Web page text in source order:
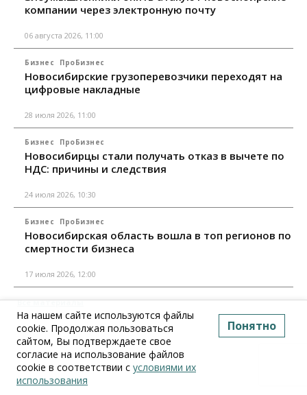
компании через электронную почту
06 августа 2026, 11:00
Бизнес ПроБизнес
Новосибирские грузоперевозчики переходят на
цифровые накладные
28 июля 2026, 11:00
Бизнес ПроБизнес
Новосибирцы стали получать отказ в вычете по
НДС: причины и следствия
24 июля 2026, 10:30
Бизнес ПроБизнес
Новосибирская область вошла в топ регионов по
смертности бизнеса
17 июля 2026, 12:00
Все материалы
На нашем сайте используются файлы
cookie. Продолжая пользоваться
сайтом, Вы подтверждаете свое
согласие на использование файлов
cookie в соответствии с условиями их
использования
Понятно